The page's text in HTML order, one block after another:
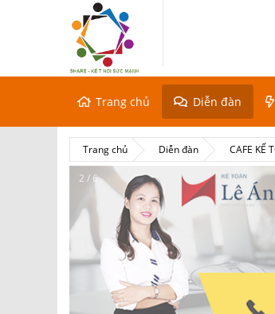
Trang chủ Diễn đàn
Trang chủ Diễn đàn CAFE KẾ
2 / 6